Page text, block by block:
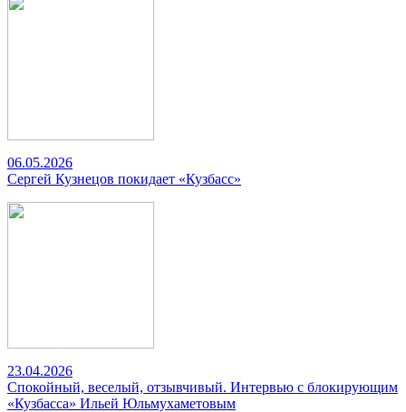
06.05.2026
Сергей Кузнецов покидает «Кузбасс»
23.04.2026
Спокойный, веселый, отзывчивый. Интервью с блокирующим
«Кузбасса» Ильей Юльмухаметовым